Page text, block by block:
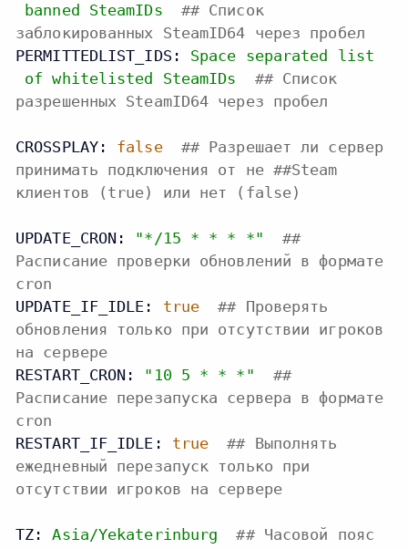
banned
SteamIDs
## Список
заблокированных SteamID64 через пробел
PERMITTEDLIST_IDS:
Space separated
list
of whitelisted SteamIDs
## Список
разрешенных SteamID64 через пробел
CROSSPLAY: false
## Разрешает ли сервер
принимать подключения от не ##Steam
клиентов (true) или нет (false)
UPDATE_CRON: "*/15 * * * *"
##
Расписание проверки обновлений в формате
cron
UPDATE_IF_IDLE:
true
## Проверять
обновления только при отсутствии игроков
на сервере
RESTART_CRON:
"10 5 * * *"
##
Расписание перезапуска сервера в формате
cron
RESTART_IF_IDLE:
true
## Выполнять
ежедневный перезапуск только при
отсутствии игроков на сервере
TZ: Asia/Yekaterinburg ## Часовой пояс